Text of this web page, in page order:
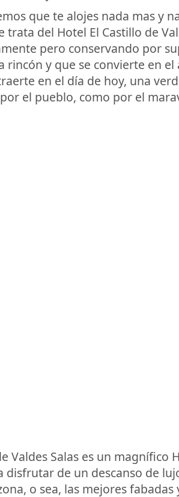
que te alojes nada mas y
trata del Hotel El Castillo de
pero conservando por
rincón y que se convierte en
en el día de hoy, una
el pueblo, como por el
Valdes Salas es un magnífico
disfrutar de un descanso de
o sea, las mejores fabadas